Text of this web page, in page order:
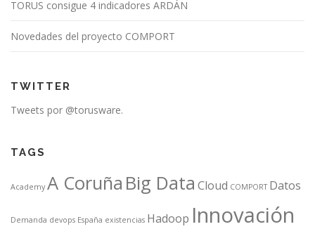
TORUS consigue 4 indicadores ARDÁN
Novedades del proyecto COMPORT
TWITTER
Tweets por @torusware.
TAGS
Academy A Coruña Big Data Cloud COMPORT Datos
Demanda devops España existencias Hadoop Innovación